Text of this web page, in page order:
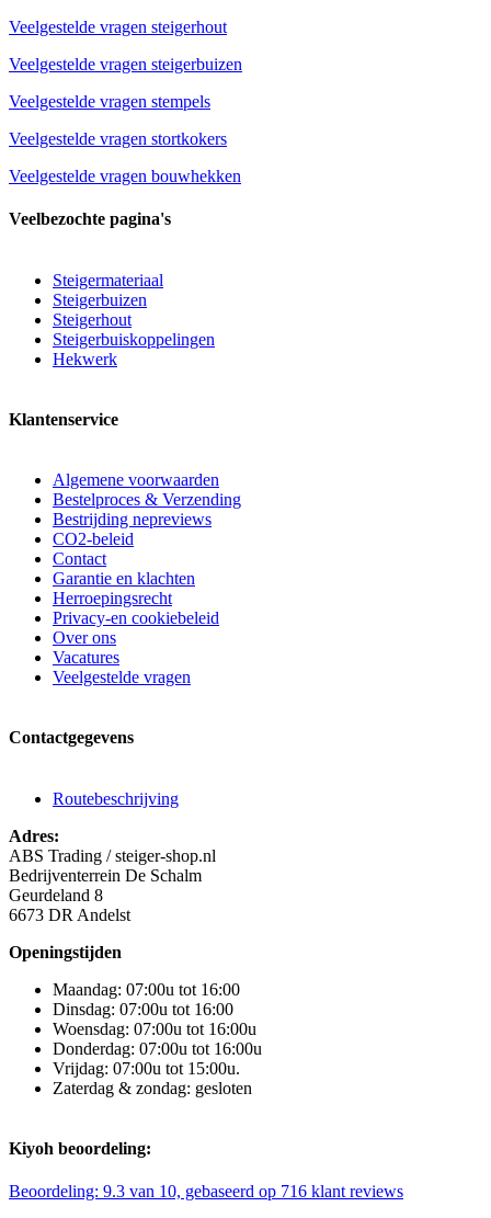
Veelgestelde vragen steigerhout
Veelgestelde vragen steigerbuizen
Veelgestelde vragen stempels
Veelgestelde vragen stortkokers
Veelgestelde vragen bouwhekken
Veelbezochte pagina's
Steigermateriaal
Steigerbuizen
Steigerhout
Steigerbuiskoppelingen
Hekwerk
Klantenservice
Algemene voorwaarden
Bestelproces & Verzending
Bestrijding nepreviews
CO2-beleid
Contact
Garantie en klachten
Herroepingsrecht
Privacy-en cookiebeleid
Over ons
Vacatures
Veelgestelde vragen
Contactgegevens
Routebeschrijving
Adres:
ABS Trading / steiger-shop.nl
Bedrijventerrein De Schalm
Geurdeland 8
6673 DR Andelst
Openingstijden
Maandag: 07:00u tot 16:00
Dinsdag: 07:00u tot 16:00
Woensdag: 07:00u tot 16:00u
Donderdag: 07:00u tot 16:00u
Vrijdag: 07:00u tot 15:00u.
Zaterdag & zondag: gesloten
Kiyoh beoordeling:
Beoordeling: 9.3 van 10, gebaseerd op 716 klant reviews